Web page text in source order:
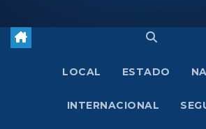
LOCAL ESTADO
INTERNACIONAL